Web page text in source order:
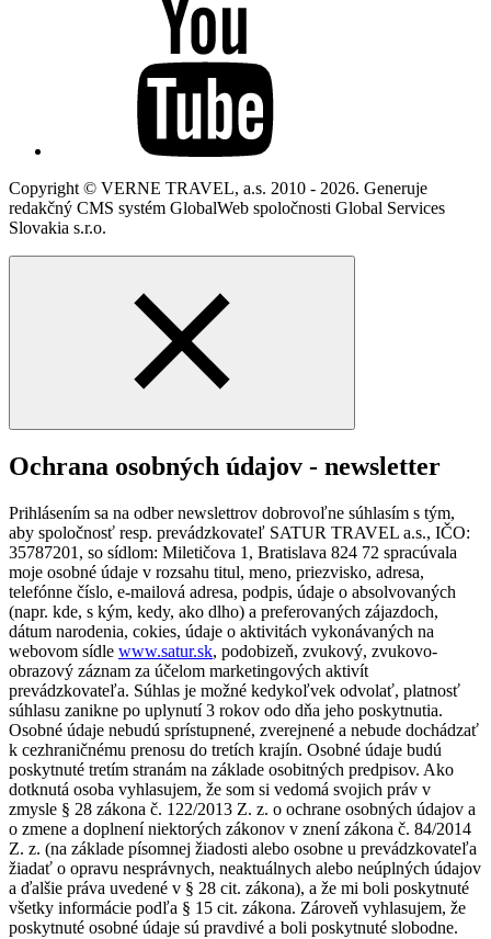
Copyright © VERNE TRAVEL, a.s. 2010 - 2026. Generuje
redakčný CMS systém GlobalWeb spoločnosti Global Services
Slovakia s.r.o.
Ochrana osobných údajov - newsletter
Prihlásením sa na odber newslettrov dobrovoľne súhlasím s tým,
aby spoločnosť resp. prevádzkovateľ SATUR TRAVEL a.s., IČO:
35787201, so sídlom: Miletičova 1, Bratislava 824 72 spracúvala
moje osobné údaje v rozsahu titul, meno, priezvisko, adresa,
telefónne číslo, e-mailová adresa, podpis, údaje o absolvovaných
(napr. kde, s kým, kedy, ako dlho) a preferovaných zájazdoch,
dátum narodenia, cokies, údaje o aktivitách vykonávaných na
webovom sídle www.satur.sk, podobizeň, zvukový, zvukovo-
obrazový záznam za účelom marketingových aktivít
prevádzkovateľa. Súhlas je možné kedykoľvek odvolať, platnosť
súhlasu zanikne po uplynutí 3 rokov odo dňa jeho poskytnutia.
Osobné údaje nebudú sprístupnené, zverejnené a nebude dochádzať
k cezhraničnému prenosu do tretích krajín. Osobné údaje budú
poskytnuté tretím stranám na základe osobitných predpisov. Ako
dotknutá osoba vyhlasujem, že som si vedomá svojich práv v
zmysle § 28 zákona č. 122/2013 Z. z. o ochrane osobných údajov a
o zmene a doplnení niektorých zákonov v znení zákona č. 84/2014
Z. z. (na základe písomnej žiadosti alebo osobne u prevádzkovateľa
žiadať o opravu nesprávnych, neaktuálnych alebo neúplných údajov
a ďalšie práva uvedené v § 28 cit. zákona), a že mi boli poskytnuté
všetky informácie podľa § 15 cit. zákona. Zároveň vyhlasujem, že
poskytnuté osobné údaje sú pravdivé a boli poskytnuté slobodne.